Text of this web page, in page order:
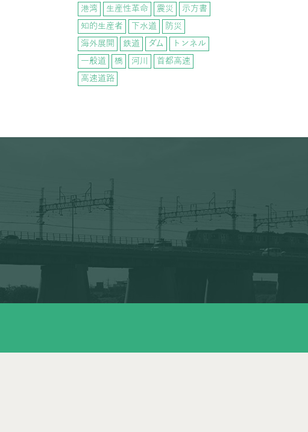
港湾
生産性革命 震災
示方書
知的生産者
下水道
防災
海外展開
鉄道 ダム
トンネル
一般道
橋 河川
首都高速
高速道路